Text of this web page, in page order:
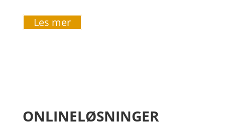
Les mer
ONLINELØSNINGER